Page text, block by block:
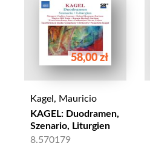
58,00 zł
Kagel, Mauricio
KAGEL: Duodramen,
Szenario, Liturgien
8.570179